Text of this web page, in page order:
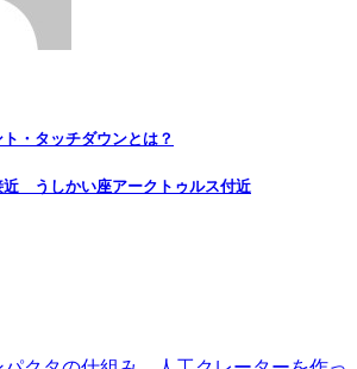
・タッチダウンとは？
近 うしかい座アークトゥルス付近